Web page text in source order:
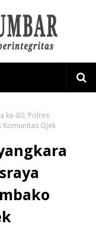
ke-80, Polres
Komunitas Ojek